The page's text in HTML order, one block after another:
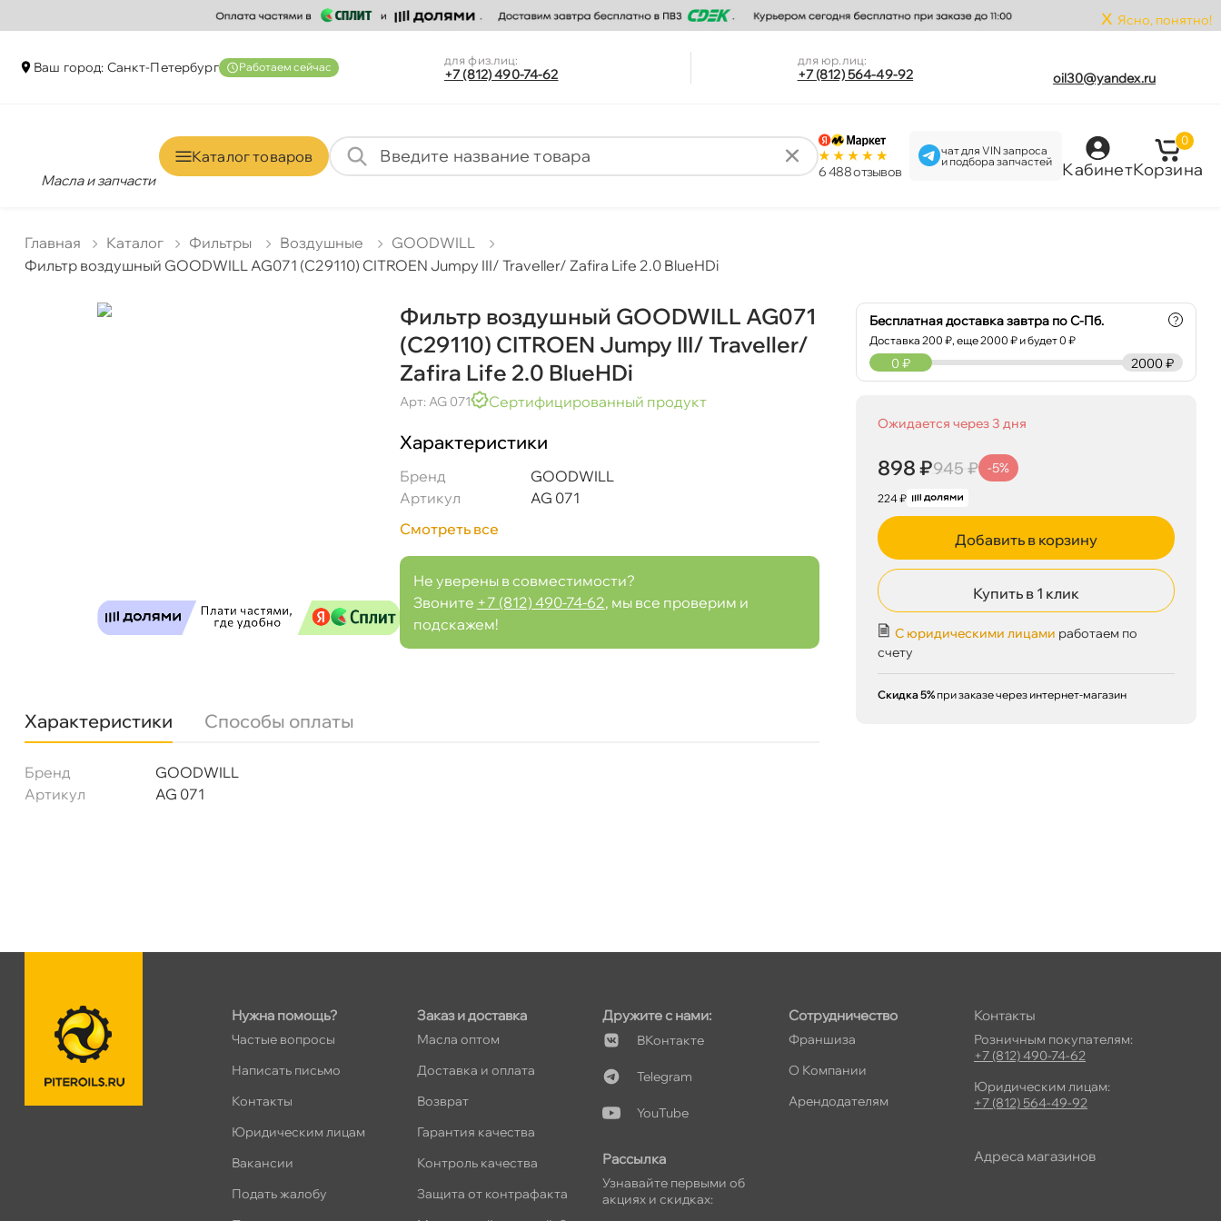
x Ясно, понятно!
аш город: Санкт-Петербур Работаем сейчас для физ.лиц:
+7 (812) 490-74-62
для юр.лиц:
+7 (812) 564-49-92 oil30@yandex.ru
Масла и запчасти
Каталог товаро
6 488 отзыво
чат для VIN запроса
и подбора запчастей
Кабинет
0
Корзина
Главная Катало Фильтры оздушные
GOODWILL
Фильтр воздушный GOODWILL AG071 (C29110) CITROEN Jumpy III/ Traveller/ Zafira Life 2.0 BlueHDi
Фильтр воздушный GOODWILL AG071
(C29110) CITROEN Jumpy III/ Traveller/
Zafira Life 2.0 BlueHDi
Арт: AG 071 Сертифицированный продукт
Характеристики
Бренд
GOODWILL
Артикул
AG 071
Смотреть все
Не уверены в совместимости?
Звоните +7 (812) 490-74-62, мы все проверим и
подскажем!
Характеристики Способы оплаты
Бренд
GOODWILL
Артикул
AG 071
Бесплатная доставка завтра по С-Пб.
Доставка200 ₽, еще2000 ₽ и будет 0 ₽
?
2000 ₽
0 ₽
Ожидается через 3 дня
898 ₽945 ₽ -5%
224 ₽
Добавить в корзину
Купить в 1 клик
С юридическими лицами работаем по
счету
Скидка 5% при заказе через интернет-магазин
Фильтр воздушный GOODWILL AG071 (C29110) CITROEN Jumpy III/ Traveller/ Zafira Life 2.0 BlueHDi 898 ₽945 ₽ корзину
Бесплатная Завтра, 08.08 (при заказе от 2000₽) Сегодня, 08.08
ул. Салова, д. 30
Сегодня, бесплатно
пр.Науки 10к1 (2 этаж)
ПН–ВС
Сегодня, бесплатно
Ленинский пр. 92 к.1
Нужна помощь?
Частые вопросы
Написать письмо
Контакты
Юридическим лицам
акансии
Подать жалобу
Заказ и доставка
Масла оптом
Доставка и оплата
озврат
Гарантия качества
Контроль качества
Защита от контрафакта
Дружите с нами:
Контакте
Telegram
YouTube
Рассылка
Узнавайте первыми о
акциях и скидках:
Сотрудничество
Франшиза
О Компании
Арендодателям
Контакты
Розничным покупателям:
+7 (812) 490-74-62
Юридическим лицам:
+7 (812) 564-49-92
Адреса магазино